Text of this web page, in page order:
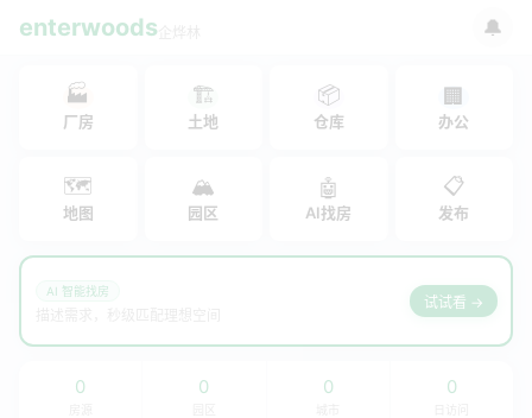
enterwoods 🔔
🏭
厂房
🏗
土地
📦
仓库
🏢
办公
🗺
地图
🏔
园区
🤖
AI找房
📋
发布
AI 智能找房
试试看 →
0 0 0 0